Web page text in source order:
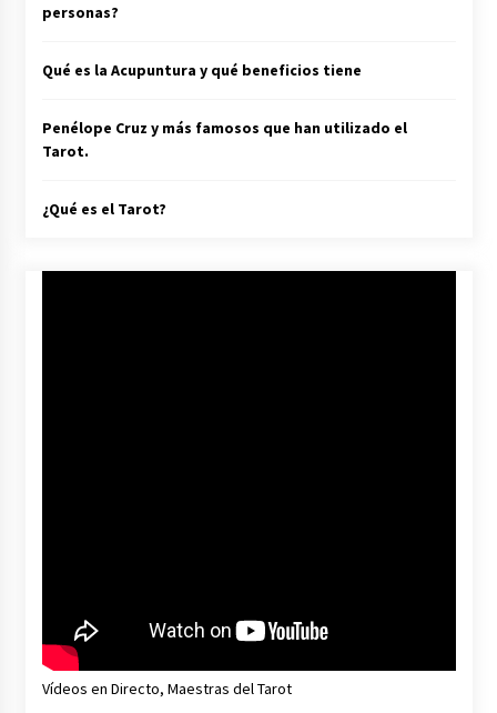
personas?
Qué es la Acupuntura y qué beneficios tiene
Penélope Cruz y más famosos que han utilizado el
Tarot.
¿Qué es el Tarot?
Vídeos en Directo, Maestras del Tarot